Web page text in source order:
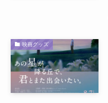
映画グッズ